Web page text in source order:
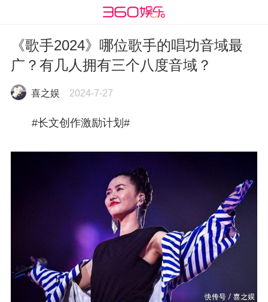
《歌手2024》哪位歌手的唱功音域最
广？有几人拥有三个八度音域？
喜之娱 2024-7-27
#长文创作激励计划#